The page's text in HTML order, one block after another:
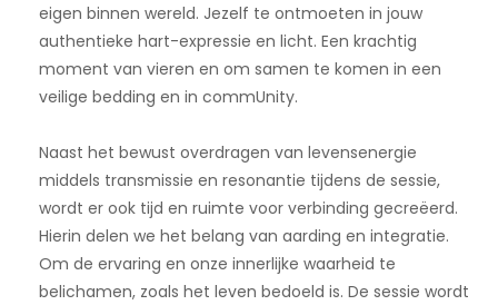
eigen binnen wereld. Jezelf te ontmoeten in jouw
authentieke hart-expressie en licht. Een krachtig
moment van vieren en om samen te komen in een
veilige bedding en in commUnity.
Naast het bewust overdragen van levensenergie
middels transmissie en resonantie tijdens de sessie,
wordt er ook tijd en ruimte voor verbinding gecreëerd.
Hierin delen we het belang van aarding en integratie.
Om de ervaring en onze innerlijke waarheid te
belichamen, zoals het leven bedoeld is. De sessie wordt